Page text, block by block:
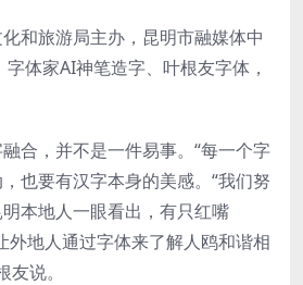
和旅游局主办，昆明市融媒体中
字体家AI神笔造字、叶根友字体，
合，并不是一件易事。“每一个字
也要有汉字本身的美感。“我们努
本地人一眼看出，有只红嘴
外地人通过字体来了解人鸥和谐相
说。